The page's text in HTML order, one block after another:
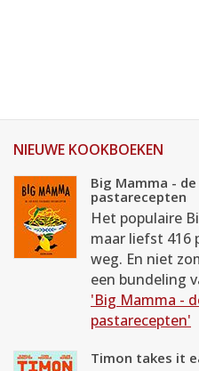
NIEUWE KOOKBOEKEN
Big Mamma -
pastarecepten
Het populaire
maar liefst 416
weg. En niet
een bundeling
'Big Mamma -
pastarecepten'
Timon takes it